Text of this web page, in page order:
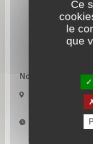
Nouvel habitant
Nouvelle activité
Numérique
Organisation
Sécurité -
Nous contacter :
34 rue Principale
27790 Rosay-sur-
Horaires
Lundi et mardi
Ce
le
que